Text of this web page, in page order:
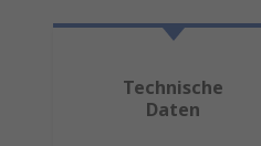
Technische
Daten